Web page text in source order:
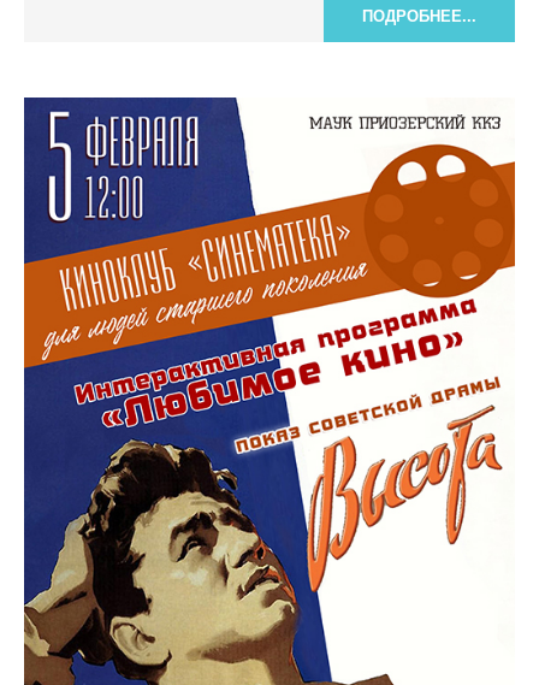
ПОДРОБНЕЕ...